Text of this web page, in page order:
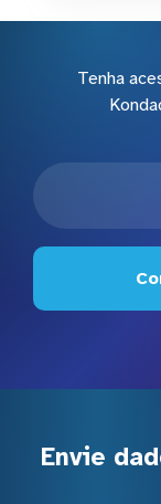
Tenha
Envie